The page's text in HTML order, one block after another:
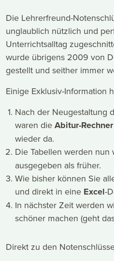
Die Lehrerfreund-
unglaublich nützlich und
Unterrichtsalltag
wurde übrigens 2009 von
gestellt und seither immer
Einige Exklusiv-Information
Nach der Neugestaltung
waren dieAbitur-Rechner
wieder da.
Die Tabellen werden nun
ausgegeben als früher.
Wie bisher können Sie
und direkt in eine Excel-
In nächster Zeit werden
schöner machen (geht
Direkt zu den